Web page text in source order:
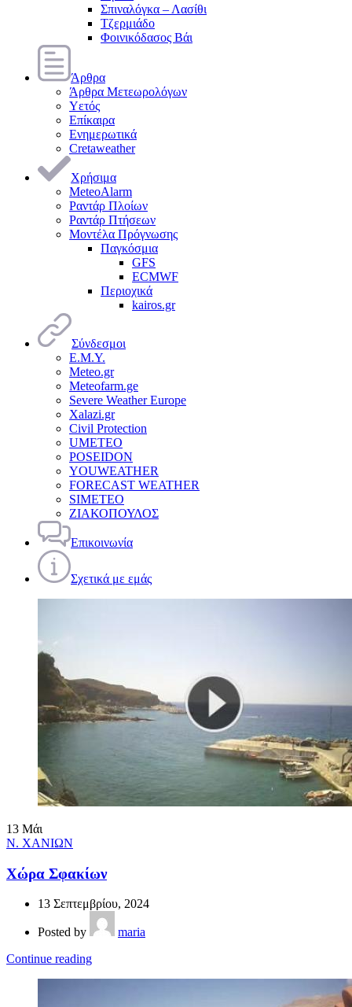
Σπιναλόγκα – Λασίθι
Τζερμιάδο
Φοινικόδασος Βάι
Άρθρα
Άρθρα Μετεωρολόγων
Υετός
Επίκαιρα
Ενημερωτικά
Cretaweather
Χρήσιμα
MeteoAlarm
Ραντάρ Πλοίων
Ραντάρ Πτήσεων
Μοντέλα Πρόγνωσης
Παγκόσμια
GFS
ECMWF
Περιοχικά
kairos.gr
Σύνδεσμοι
Ε.Μ.Υ.
Meteo.gr
Meteofarm.ge
Severe Weather Europe
Xalazi.gr
Civil Protection
UMETEO
POSEIDON
YOUWEATHER
FORECAST WEATHER
SIMETEO
ΖΙΑΚΟΠΟΥΛΟΣ
Επικοινωνία
Σχετικά με εμάς
13 Μάι
Ν. ΧΑΝΙΩΝ
Χώρα Σφακίων
13 Σεπτεμβρίου, 2024
Posted by
maria
Continue reading